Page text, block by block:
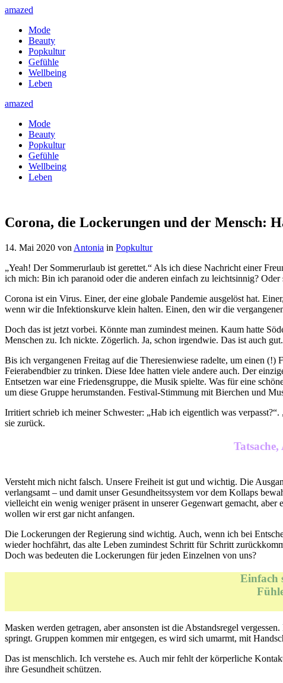
amazed
Mode
Beauty
Popkultur
Gefühle
Wellbeing
Leben
amazed
Mode
Beauty
Popkultur
Gefühle
Wellbeing
Leben
Corona, die Lockerungen und der Mensch:
14. Mai 2020 von Antonia in Popkultur
„Yeah! Der Sommerurlaub ist gerettet.“ Als ich diese Nachricht einer
ich mich: Bin ich paranoid oder die anderen einfach zu leichtsinnig? Oder
Corona ist ein Virus. Einer, der eine globale Pandemie ausgelöst hat.
wenn wir die Infektionskurve klein halten. Einen, den wir die
Doch das ist jetzt vorbei. Könnte man zumindest meinen. Kaum hatte
Menschen zu. Ich nickte. Zögerlich. Ja, schon irgendwie. Das ist auch
Bis ich vergangenen Freitag auf die Theresienwiese radelte, um einen (!)
Feierabendbier zu trinken. Diese Idee hatten viele andere auch. Der
Entsetzen war eine Friedensgruppe, die Musik spielte. Was für eine
um diese Gruppe herumstanden. Festival-Stimmung mit Bierchen und
Irritiert schrieb ich meiner Schwester: „Hab ich eigentlich was
sie zurück.
Versteht mich nicht falsch. Unsere Freiheit ist gut und wichtig. Die
verlangsamt – und damit unser Gesundheitssystem vor dem Kollaps
vielleicht ein wenig weniger präsent in unserer Gegenwart gemacht,
wollen wir erst gar nicht anfangen.
Die Lockerungen der Regierung sind wichtig. Auch, wenn ich bei
wieder hochfährt, das alte Leben zumindest Schritt für Schritt
Doch was bedeuten die Lockerungen für jeden Einzelnen von uns?
Einfach
Masken werden getragen, aber ansonsten ist die Abstandsregel
springt. Gruppen kommen mir entgegen, es wird sich umarmt, mit
Das ist menschlich. Ich verstehe es. Auch mir fehlt der körperliche
ihre Gesundheit schützen.